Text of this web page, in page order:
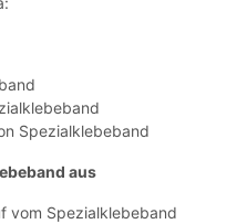
Spezialklebeband
aus
vom Spezialklebeband